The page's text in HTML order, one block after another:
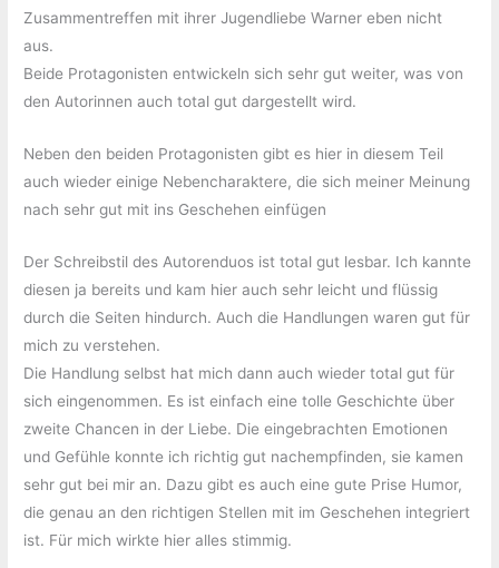
Zusammentreffen mit ihrer Jugendliebe Warner eben nicht
aus.
Beide Protagonisten entwickeln sich sehr gut weiter, was von
den Autorinnen auch total gut dargestellt wird.
Neben den beiden Protagonisten gibt es hier in diesem Teil
auch wieder einige Nebencharaktere, die sich meiner Meinung
nach sehr gut mit ins Geschehen einfügen
Der Schreibstil des Autorenduos ist total gut lesbar. Ich kannte
diesen ja bereits und kam hier auch sehr leicht und flüssig
durch die Seiten hindurch. Auch die Handlungen waren gut für
mich zu verstehen.
Die Handlung selbst hat mich dann auch wieder total gut für
sich eingenommen. Es ist einfach eine tolle Geschichte über
zweite Chancen in der Liebe. Die eingebrachten Emotionen
und Gefühle konnte ich richtig gut nachempfinden, sie kamen
sehr gut bei mir an. Dazu gibt es auch eine gute Prise Humor,
die genau an den richtigen Stellen mit im Geschehen integriert
ist. Für mich wirkte hier alles stimmig.